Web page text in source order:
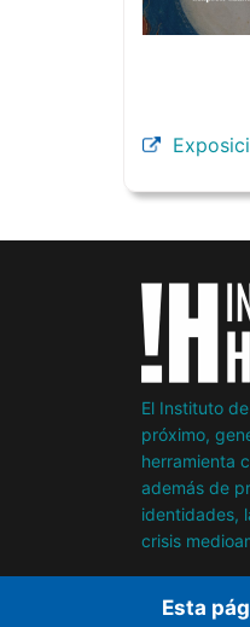
El Instituto
próximo,
herramienta
además de
identidades,
crisis
Esta